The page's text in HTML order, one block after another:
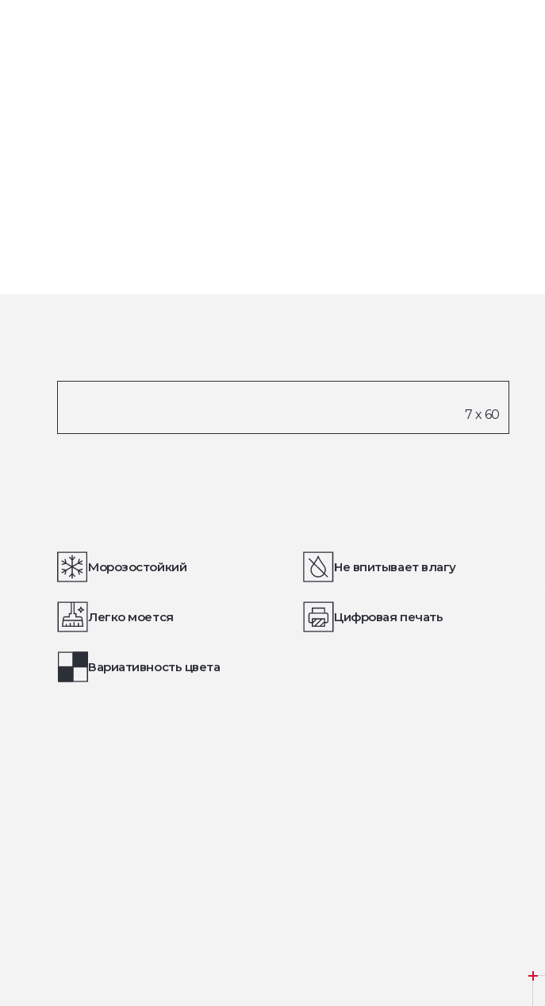
Морозостойкий Не впитывает влагу
Легко моется Цифровая печать
Вариативность цвета